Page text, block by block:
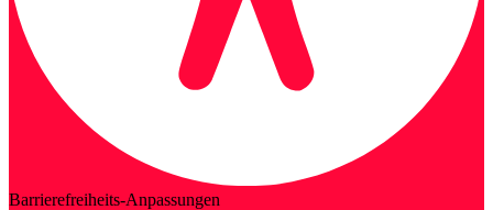
Barrierefreiheits-Anpassungen